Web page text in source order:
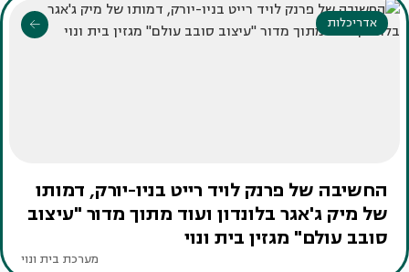
אדריכלות
החשיבה של פרנק לויד רייט בניו-יורק, דמותו
של מיק ג'אגר בלונדון ועוד מתוך מדור "עיצוב
סובב עולם" מגזין בית ונוי
מערכת בית ונוי